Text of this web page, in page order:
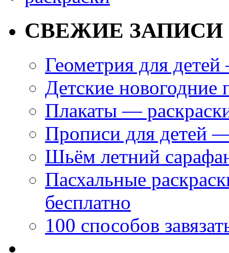
СВЕЖИЕ ЗАПИСИ
Геометрия для
Детские новогодние
Плакаты —
Прописи для детей
Шьём летний
Пасхальные
бесплатно
100 способов